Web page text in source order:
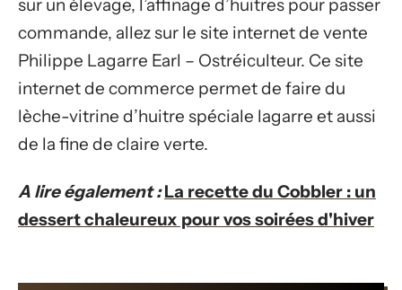
sur un élevage, l’affinage d’huitres pour passer
commande, allez sur le site internet de vente
Philippe Lagarre Earl – Ostréiculteur. Ce site
internet de commerce permet de faire du
lèche-vitrine d’huitre spéciale lagarre et aussi
de la fine de claire verte.
A lire également : La recette du Cobbler : un
dessert chaleureux pour vos soirées d'hiver